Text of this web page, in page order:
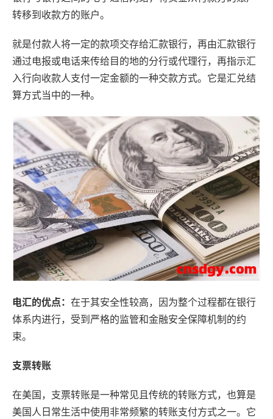
转移到收款方的账户。
就是付款人将一定的款项交存给汇款银行，再由汇款银行
通过电报或电话来传给目的地的分行或代理行，再指示汇
入行向收款人支付一定金额的一种交款方式。它是汇兑结
算方式当中的一种。
电汇的优点： 在于其安全性较高，因为整个过程都在银行
体系内进行，受到严格的监管和金融安全保障机制的约
束。
支票转账
在美国，支票转账是一种常见且传统的转账方式，也算是
美国人日常生活中使用非常频繁的转账支付方式之一‌‌。它